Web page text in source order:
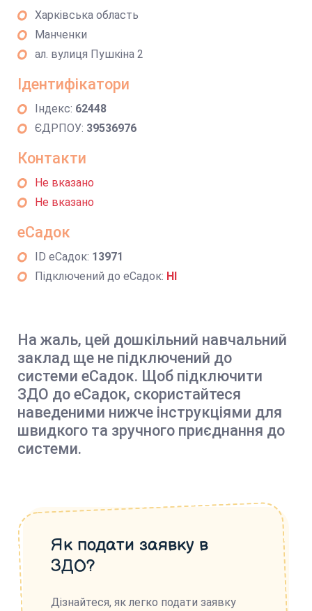
Харківська область
Манченки
ал. вулиця Пушкіна 2
Ідентифікатори
Індекс: 62448
ЄДРПОУ: 39536976
Контакти
Не вказано
Не вказано
еСадок
ID еСадок: 13971
Підключений до еСадок: НІ
На жаль, цей дошкільний навчальний
заклад ще не підключений до
системи еСадок. Щоб підключити
ЗДО до еСадок, скористайтеся
наведеними нижче інструкціями для
швидкого та зручного приєднання до
системи.
Як подати заявку в
ЗДО?
Дізнайтеся, як легко подати заявку